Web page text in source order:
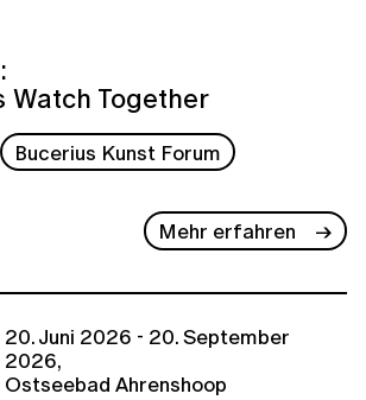
Watch Together
Bucerius Kunst Forum
Mehr erfahren
20. Juni 2026 - 20. September
2026,
Ostseebad Ahrenshoop